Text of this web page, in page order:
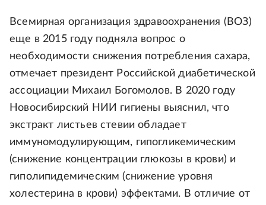
Всемирная организация здравоохранения (ВОЗ)
еще в 2015 году подняла вопрос о
необходимости снижения потребления сахара,
отмечает президент Российской диабетической
ассоциации Михаил Богомолов. В 2020 году
Новосибирский НИИ гигиены выяснил, что
экстракт листьев стевии обладает
иммуномодулирующим, гипогликемическим
(снижение концентрации глюкозы в крови) и
гиполипидемическим (снижение уровня
холестерина в крови) эффектами. В отличие от